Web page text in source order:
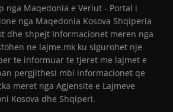
nga Maqedonia e Veriut - Portal i
nga Maqedonia Kosova Shqiperia
dhe shpejt Informacionet meren nga
ne lajme.mk ku sigurohet nje
te informuar te tjeret me lajmet e
pergjithesi mbi informacionet qe
meret nga Agjensite e Lajmeve
Kosova dhe Shqiperi.